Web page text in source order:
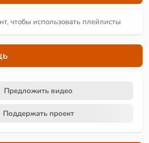
чтобы использовать плейлисты
Предложить видео
Поддержать проект